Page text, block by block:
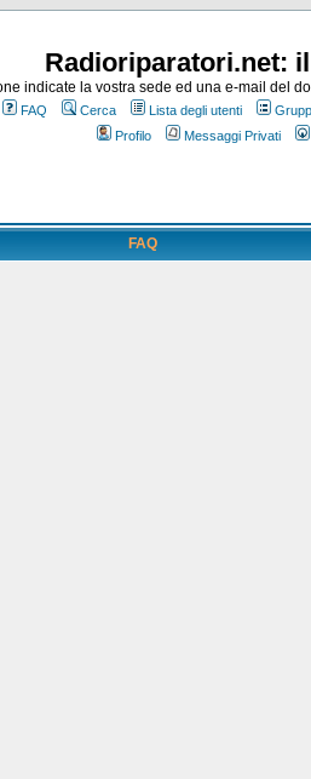
Radioriparatori.net:
indicate la vostra sede ed una e-mail del
FAQ Cerca Lista degli utenti
Profilo
Messaggi Privati
FAQ